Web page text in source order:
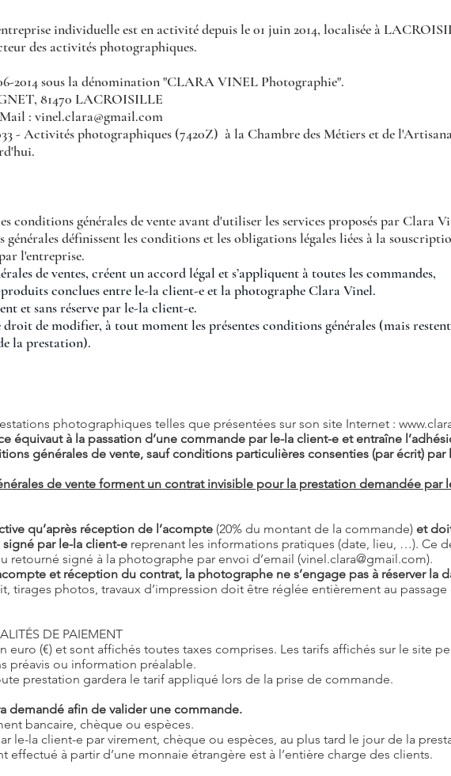
individuelle est en activité depuis le 01 juin 2014, localisée à
des activités photographiques.
2014 sous la dénomination "CLARA VINEL Photographie".
81470 LACROISILLE
: vinel.clara@gmail.com
- Activités photographiques (7420Z) à la Chambre des Métiers et de
conditions générales de vente avant d'utiliser les services proposés par Clara
définissent les conditions et les obligations légales liées à la
l'entreprise.
de ventes, créent un accord légal et s’appliquent à toutes les commandes,
conclues entre le-la client-e et la photographe Clara Vinel.
et sans réserve par le-la client-e.
droit de modifier, à tout moment les présentes conditions générales (mais
la prestation).
photographiques telles que présentées sur son site Internet :
équivaut à la passation d’une commande par le-la client-e et entraîne
générales de vente, sauf conditions particulières consenties (par écrit) par
de vente forment un contrat invisible pour la prestation demandée par
qu’après réception de l’acompte (20% du montant de la commande) et
par le-la client-e reprenant les informations pratiques (date, lieu, …). Ce
retourné signé à la photographe par envoi d’email (vinel.clara@gmail.com).
et réception du contrat, la photographe ne s’engage pas à réserver la
tirages photos, travaux d’impression doit être réglée entièrement au passage
DE PAIEMENT
euro (€) et sont affichés toutes taxes comprises. Les tarifs affichés sur le site
préavis ou information préalable.
prestation gardera le tarif appliqué lors de la prise de commande.
demandé afin de valider une commande.
bancaire, chèque ou espèces.
le-la client-e par virement, chèque ou espèces, au plus tard le jour de la
effectué à partir d’une monnaie étrangère est à l’entière charge des clients.